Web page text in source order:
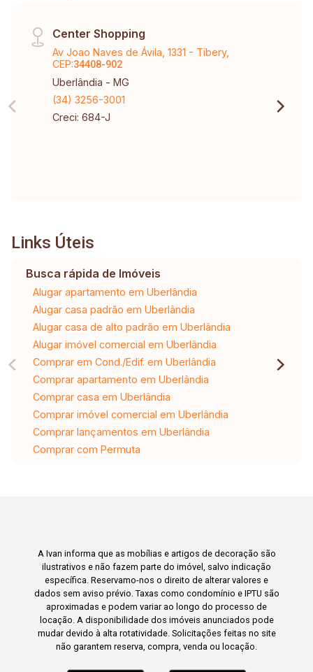
Center Shopping
Av Joao Naves de Ávila, 1331 - Tibery,
CEP:34408-902
Uberlândia - MG
(34) 3256-3001
Creci: 684-J
Links Úteis
Busca rápida de Imóveis
Alugar apartamento em Uberlândia
Alugar casa padrão em Uberlândia
Alugar casa de alto padrão em Uberlândia
Alugar imóvel comercial em Uberlândia
Comprar em Cond./Edif. em Uberlândia
Comprar apartamento em Uberlândia
Comprar casa em Uberlândia
Comprar imóvel comercial em Uberlândia
Comprar lançamentos em Uberlândia
Comprar com Permuta
A Ivan informa que as mobílias e artigos de decoração são
ilustrativos e não fazem parte do imóvel, salvo indicação
específica. Reservamo-nos o direito de alterar valores e
dados sem aviso prévio. Taxas como condomínio e IPTU são
aproximadas e podem variar ao longo do processo de
locação. A disponibilidade dos imóveis anunciados pode
mudar devido à alta rotatividade. Solicitações feitas no site
não garantem reserva, compra, venda ou locação.